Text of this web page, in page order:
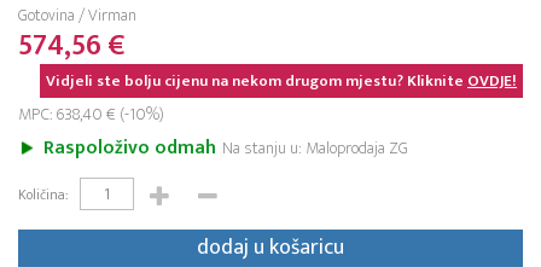
Gotovina / Virman
574,56 €
Vidjeli ste bolju cijenu na nekom drugom mjestu? KlikniteOVDJE!
MPC: 638,40 € (-10%)
Raspoloživo odmah Na stanju u: Maloprodaja ZG
Količina:
dodaj u košaricu